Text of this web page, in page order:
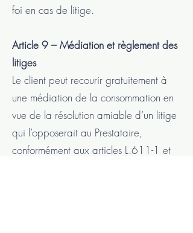
foi en cas de litige.
Article 9 – Médiation et règlement des
litiges
Le client peut recourir gratuitement à
une médiation de la consommation en
vue de la résolution amiable d’un litige
qui l’opposerait au Prestataire,
conformément aux articles L.611-1 et